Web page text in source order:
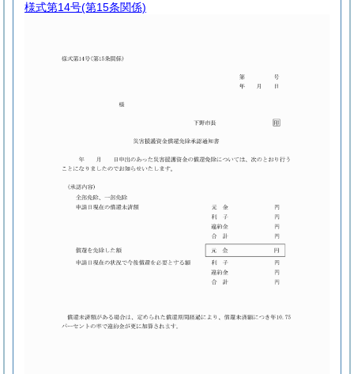
様式第14号(第15条関係)